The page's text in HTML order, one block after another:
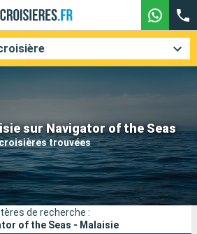
sur Navigator of the Seas
trouvées
Compagnies
Rechercher
de recherche :
of the Seas - Malaisie